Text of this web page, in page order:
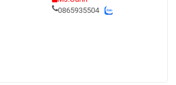
0865935504